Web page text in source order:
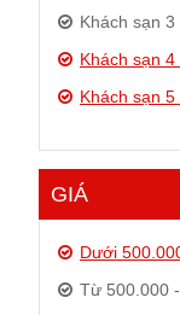
Khách sạn 3
Khách sạn 4
Khách sạn 5
GIÁ
Dưới
Từ 500.000